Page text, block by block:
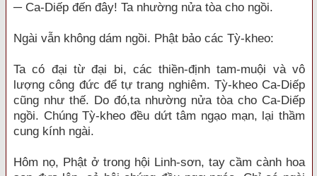
─ Ca-Diếp đến đây! Ta nhường nửa tòa cho ngồi.
Ngài vẫn không dám ngồi. Phật bảo các Tỳ-kheo:
Ta có đại từ đại bi, các thiền-định tam-muội và vô
lượng công đức để tự trang nghiêm. Tỳ-kheo Ca-Diếp
cũng như thế. Do đó,ta nhường nửa tòa cho Ca-Diếp
ngồi. Chúng Tỳ-kheo đều dứt tâm ngạo mạn, lại thầm
cung kính ngài.
Hôm nọ, Phật ở trong hội Linh-sơn, tay cầm cành hoa